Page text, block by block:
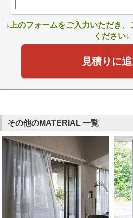
↓上のフォームをご入力いただき
ください↓
見積りに
その他のMATERIAL 一覧